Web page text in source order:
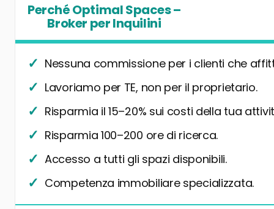
Perché Optimal Spaces –
Broker per Inquilini
Nessuna commissione per i clienti che
Lavoriamo per TE, non per il proprietario.
Risparmia il 15–20% sui costi della tua
Risparmia 100–200 ore di ricerca.
Accesso a tutti gli spazi disponibili.
Competenza immobiliare specializzata.